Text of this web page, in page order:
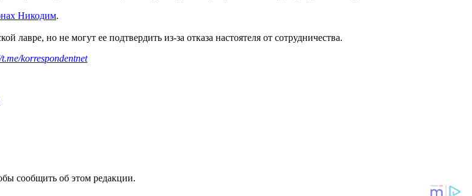
Никодим.
лавре, но не могут ее подтвердить из-за отказа настоятеля от сотрудничества.
korrespondentnet
сообщить об этом редакции.